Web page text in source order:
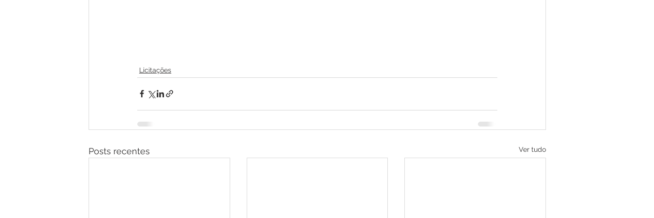
Licitações
Posts recentes Ver tudo